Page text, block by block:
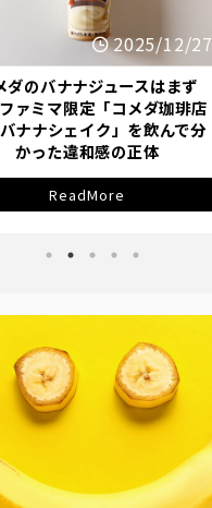
2025/12/27
ダのバナナジュースはまず
ァミマ限定「コメダ珈琲店
ナナシェイク」を飲んで分
かった違和感の正体
ReadMore